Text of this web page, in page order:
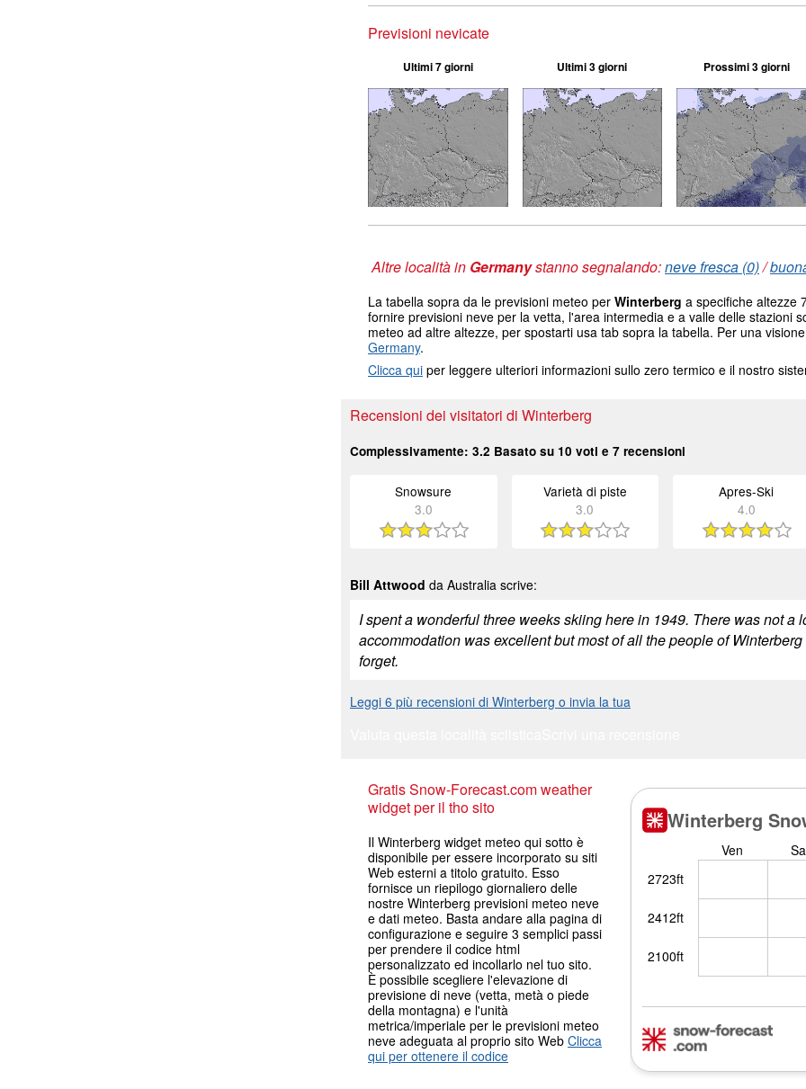
Previsioni nevicate
Ultimi 7 giorni Ultimi 3 giorni Prossimi 3 giorni
Altre località in Germanystanno segnalando:neve fresca (0)/
La tabella sopra da le previsioni meteo per Winterberg a specifiche altezze
fornire previsioni neve per la vetta, l'area intermedia e a valle delle stazioni
meteo ad altre altezze, per spostarti usa tab sopra la tabella. Per una
Germany.
Clicca qui per leggere ulteriori informazioni sullo zero termico e il nostro
Recensioni dei visitatori di Winterberg
Complessivamente: 3.2 Basato su 10 voti e 7 recensioni
Snowsure
3.0
Varietà di piste
3.0
Apres-Ski
4.0
Bill Attwood da Australia scrive:
I spent a wonderful three weeks skiing here in 1949. There was not a
accommodation was excellent but most of all the people of
forget.
Leggi 6 più recensioni di Winterberg o invia la tua
Gratis Snow-Forecast.com weather
widget per il tho sito
Il Winterberg widget meteo qui sotto è
disponibile per essere incorporato su siti
Web esterni a titolo gratuito. Esso
fornisce un riepilogo giornaliero delle
nostre Winterberg previsioni meteo neve
e dati meteo. Basta andare alla pagina di
configurazione e seguire 3 semplici passi
per prendere il codice html
personalizzato ed incollarlo nel tuo sito.
È possibile scegliere l'elevazione di
previsione di neve (vetta, metà o piede
della montagna) e l'unità
metrica/imperiale per le previsioni meteo
neve adeguata al proprio sito Web Clicca
qui per ottenere il codice